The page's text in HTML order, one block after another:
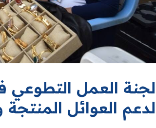
لجنة العمل التطوعي
لدعم العوائل